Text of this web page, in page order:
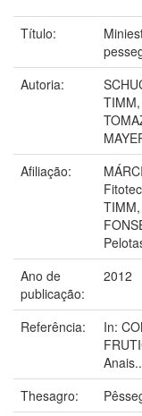
Título:
Autoria:
Afiliação:
Ano de
publicação:
2012
Referência:
In:
Thesagro: